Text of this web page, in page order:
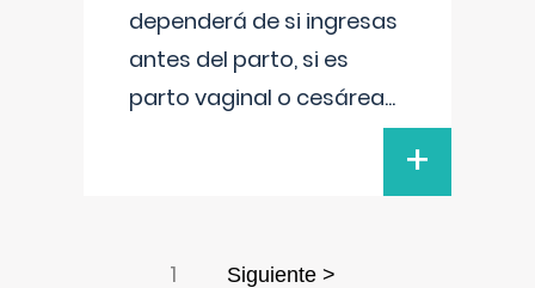
dependerá de si ingresas
antes del parto, si es
parto vaginal o cesárea...
+
1 Siguiente >